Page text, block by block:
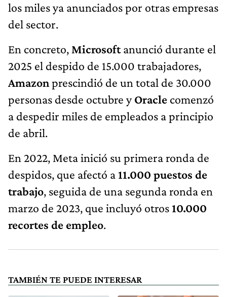
los miles ya anunciados por otras empresas
del sector.
En concreto, Microsoftanunció durante el
2025 el despido de 15.000 trabajadores,
Amazonprescindió de un total de 30.000
personas desde octubre yOracle comenzó
a despedir miles de empleados a principio
de abril.
En 2022, Meta inició su primera ronda de
despidos, que afectó a11.000 puestos de
trabajo, seguida de una segunda ronda en
marzo de 2023, que incluyó otros10.000
recortes de empleo.
TAMBIÉN TE PUEDE INTERESAR